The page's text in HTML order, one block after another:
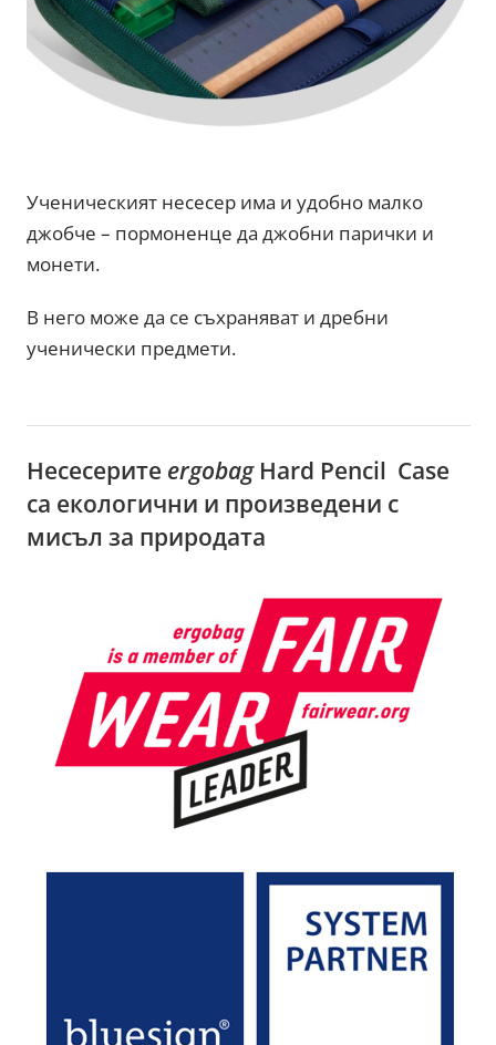
Ученическият несесер има и удобно малко
джобче – пормоненце да джобни парички и
монети.
В него може да се съхраняват и дребни
ученически предмети.
Несесерите ergobagHard Pencil Case
са екологични и произведени с
мисъл за природата